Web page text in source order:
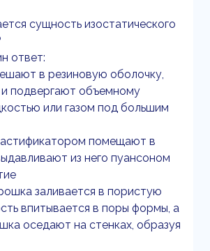
сущность изостатического
ответ:
в резиновую оболочку,
подвергают объемному
или газом под большим
помещают в
из него пуансоном
заливается в пористую
впитывается в поры формы, а
оседают на стенках, образуя